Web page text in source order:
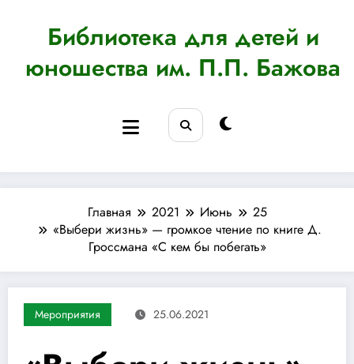
содержимомуБиблиотека для детей и
юношества им. П.П. Бажова
Главная 2021 Июнь
25
«Выбери жизнь» — громкое чтение по книге Д.
Гроссмана «С кем бы побегать»
Мероприятия 25.06.2021